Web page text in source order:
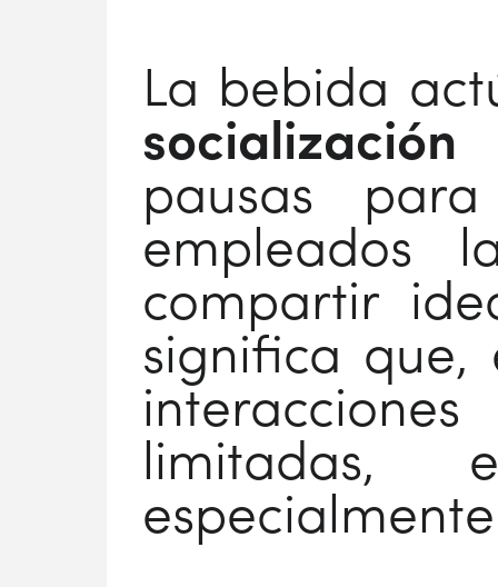
La bebida
pausas
empleados
compartir
significa que,
limitadas,